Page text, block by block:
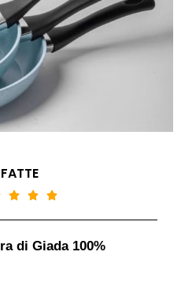
  
di Giada 100%